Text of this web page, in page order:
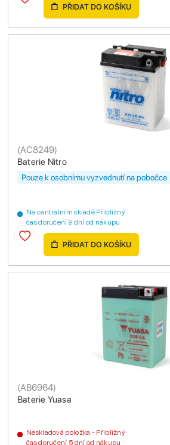
PŘIDAT DO KOŠÍKU
Baterie Nitro
(AC8249)
Na centrálním skladě Přibližný
čas doručení 9 dní od nákupu
Pouze k osobnímu vyzvednutí na pobočce
PŘIDAT DO KOŠÍKU
Baterie Yuasa
(AB6964)
Neskladová položka - Přibližný
čas doručení 5 dní od nákupu